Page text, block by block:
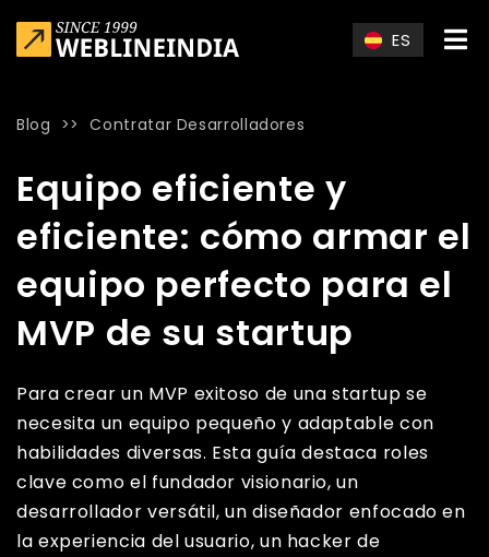
ES
Blog >>Contratar Desarrolladores
Equipo eficiente y
eficiente: cómo armar el
equipo perfecto para el
MVP de su startup
Para crear un MVP exitoso de una startup se
necesita un equipo pequeño y adaptable con
habilidades diversas. Esta guía destaca roles
clave como el fundador visionario, un
desarrollador versátil, un diseñador enfocado en
la experiencia del usuario, un hacker de